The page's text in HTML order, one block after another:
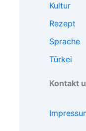
Kultur
Rezept
Sprache
Türkei
Kontakt